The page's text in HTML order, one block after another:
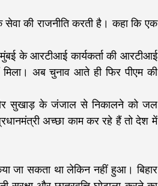
सेवा की राजनीति करती है। कहा कि एक
मुंबई के आरटीआई कार्यकर्ता की आरटीआई
अब चुनाव आते ही फिर पीएम की
और सुखाड़ के जंजाल से निकालने को जल
अच्छा काम कर रहे हैं तो देश में
जा सकता था लेकिन नहीं हुआ। बिहार